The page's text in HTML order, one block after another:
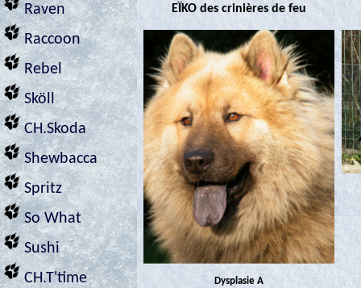
Raven
Raccoon
Rebel
Sköll
CH.Skoda
Shewbacca
Spritz
So What
Sushi
CH.T'time
EÏKO des crinières de feu
Dysplasie A